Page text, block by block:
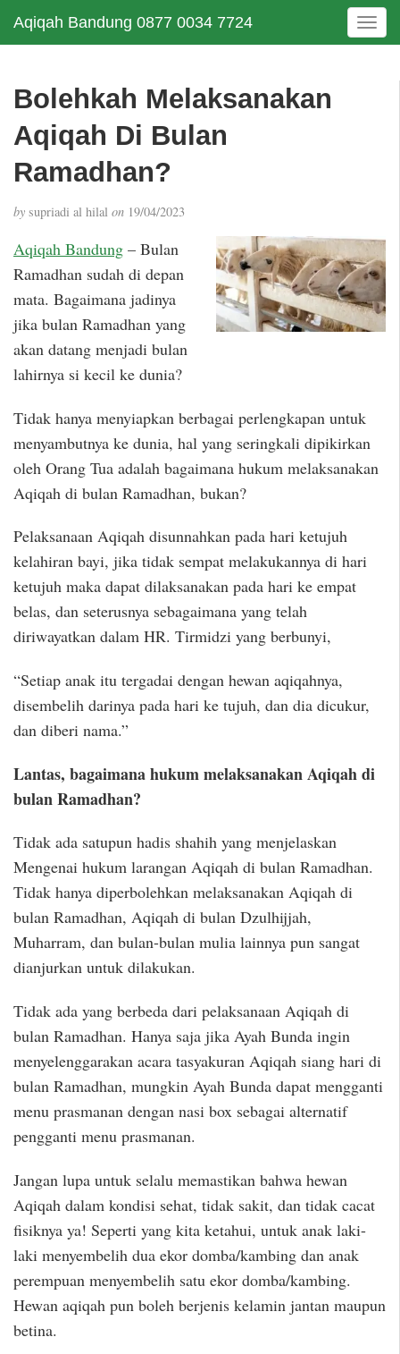
Aqiqah Bandung 0877 0034 7724
T
o
a
t
i
o
n
Bolehkah Melaksanakan
Aqiqah Di Bulan
Ramadhan?
by supriadi al hilal on 19/04/2023
Aqiqah Bandung – Bulan
Ramadhan sudah di depan
mata. Bagaimana jadinya
jika bulan Ramadhan yang
akan datang menjadi bulan
lahirnya si kecil ke dunia?
Tidak hanya menyiapkan berbagai perlengkapan untuk
menyambutnya ke dunia, hal yang seringkali dipikirkan
oleh Orang Tua adalah bagaimana hukum melaksanakan
Aqiqah di bulan Ramadhan, bukan?
Pelaksanaan Aqiqah disunnahkan pada hari ketujuh
kelahiran bayi, jika tidak sempat melakukannya di hari
ketujuh maka dapat dilaksanakan pada hari ke empat
belas, dan seterusnya sebagaimana yang telah
diriwayatkan dalam HR. Tirmidzi yang berbunyi,
“Setiap anak itu tergadai dengan hewan aqiqahnya,
disembelih darinya pada hari ke tujuh, dan dia dicukur,
dan diberi nama.”
Lantas, bagaimana hukum melaksanakan Aqiqah di
bulan Ramadhan?
Tidak ada satupun hadis shahih yang menjelaskan
Mengenai hukum larangan Aqiqah di bulan Ramadhan.
Tidak hanya diperbolehkan melaksanakan Aqiqah di
bulan Ramadhan, Aqiqah di bulan Dzulhijjah,
Muharram, dan bulan-bulan mulia lainnya pun sangat
dianjurkan untuk dilakukan.
Tidak ada yang berbeda dari pelaksanaan Aqiqah di
bulan Ramadhan. Hanya saja jika Ayah Bunda ingin
menyelenggarakan acara tasyakuran Aqiqah siang hari di
bulan Ramadhan, mungkin Ayah Bunda dapat mengganti
menu prasmanan dengan nasi box sebagai alternatif
pengganti menu prasmanan.
Jangan lupa untuk selalu memastikan bahwa hewan
Aqiqah dalam kondisi sehat, tidak sakit, dan tidak cacat
fisiknya ya! Seperti yang kita ketahui, untuk anak laki-
laki menyembelih dua ekor domba/kambing dan anak
perempuan menyembelih satu ekor domba/kambing.
Hewan aqiqah pun boleh berjenis kelamin jantan maupun
betina.